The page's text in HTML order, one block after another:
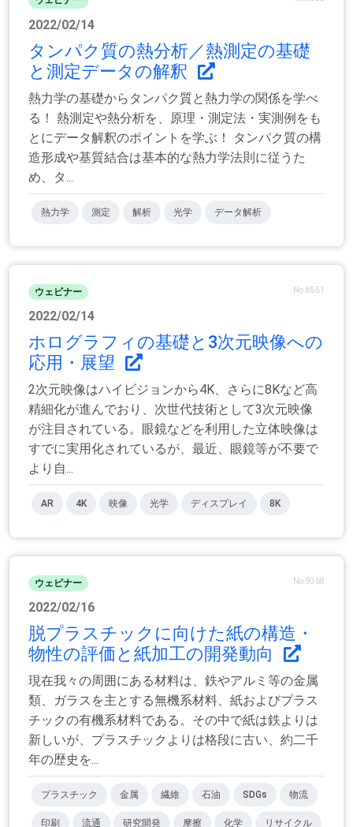
2022/02/14
タンパク質の熱分析／熱測定の基礎
と測定データの解釈
熱力学の基礎からタンパク質と熱力学の関係を学べ
る！ 熱測定や熱分析を、原理・測定法・実測例をも
とにデータ解釈のポイントを学ぶ！ タンパク質の構
造形成や基質結合は基本的な熱力学法則に従うた
め、タ...
熱力学 測定 解析 光学 データ解析
ウェビナー No.8551
2022/02/14
ホログラフィの基礎と3次元映像への
応用・展望
2次元映像はハイビジョンから4K、さらに8Kなど高
精細化が進んでおり、次世代技術として3次元映像
が注目されている。眼鏡などを利用した立体映像は
すでに実用化されているが、最近、眼鏡等が不要で
より自...
AR 4K 映像 光学 ディスプレイ 8K
ウェビナー No.9368
2022/02/16
脱プラスチックに向けた紙の構造・
物性の評価と紙加工の開発動向
現在我々の周囲にある材料は、鉄やアルミ等の金属
類、ガラスを主とする無機系材料、紙およびプラス
チックの有機系材料である。その中で紙は鉄よりは
新しいが、プラスチックよりは格段に古い、約二千
年の歴史を...
プラスチック 金属 繊維 石油 SDGs 物流
印刷 流通 研究開発 摩擦 化学 リサイクル